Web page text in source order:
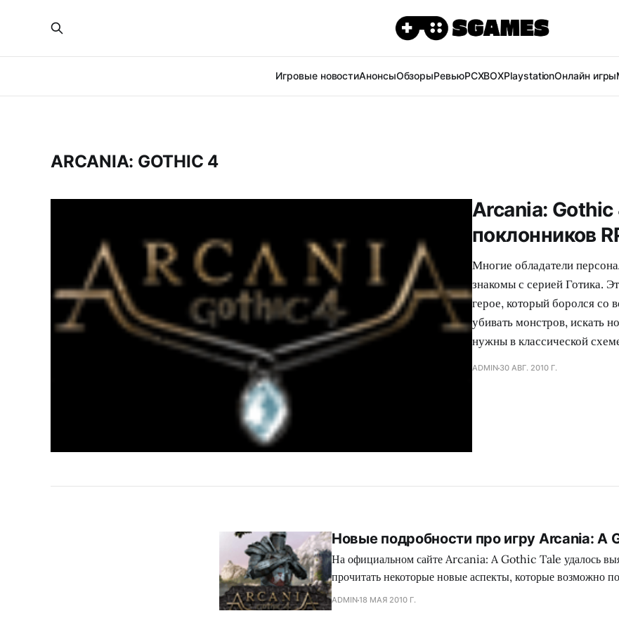
Игровые новостиАнонсыОбзорыРевьюPCXBOXPlaystationОнлайн игры
ARCANIA: GOTHIC 4
Arcania:
поклонников
Многие обладатели
знакомы с серией Готика.
герое, который боролся со
убивать монстров, искать
нужны в классической
ADMIN 30 АВГ. 2010 Г.
Новые подробности про игру Arcania: A
На официальном сайте Arcania: A Gothic Tale удалось
прочитать некоторые новые аспекты, которые возможно
2011 году. Все это конечно зависит от того, насколько
ADMIN18 МАЯ 2010 Г.